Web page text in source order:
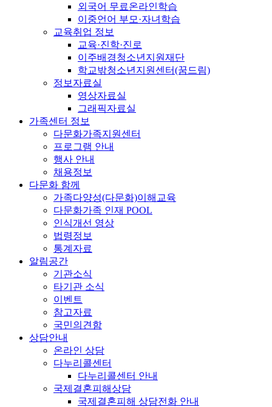
외국어 무료온라인학습
이중언어 부모·자녀학습
교육취업 정보
교육·진학·진로
이주배경청소년지원재단
학교밖청소년지원센터(꿈드림)
정보자료실
영상자료실
그래픽자료실
가족센터 정보
다문화가족지원센터
프로그램 안내
행사 안내
채용정보
다문화 함께
가족다양성(다문화)이해교육
다문화가족 인재 POOL
인식개선 영상
법령정보
통계자료
알림공간
기관소식
타기관 소식
이벤트
참고자료
국민의견함
상담안내
온라인 상담
다누리콜센터
다누리콜센터 안내
국제결혼피해상담
국제결혼피해 상담전화 안내